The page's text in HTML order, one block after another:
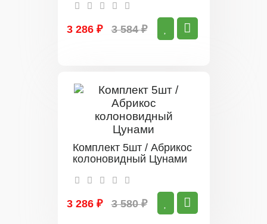
3 286 ₽ 3 584 ₽
Комплект 5шт / Абрикос
колоновидный Цунами
3 286 ₽ 3 580 ₽